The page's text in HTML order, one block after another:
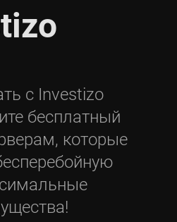
с Investizo
бесплатный
которые